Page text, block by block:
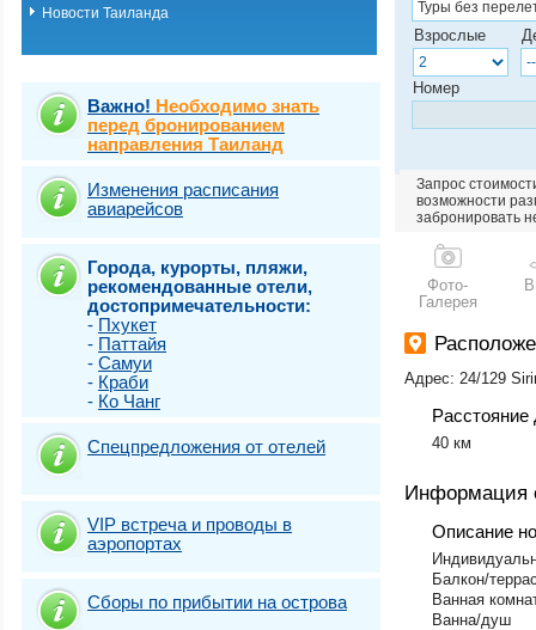
Новости Таиланда
Важно! Необходимо знать
перед бронированием
направления Таиланд
Изменения расписания
авиарейсов
Города, курорты, пляжи,
рекомендованные отели,
достопримечательности:
- Пхукет
- Паттайя
- Самуи
- Краби
- Ко Чанг
Спецпредложения от отелей
VIP встреча и проводы в
аэропортах
Сборы по прибытии на острова
о.Пхукет. Пляж
о.Пхукет. Пляж
о.Пхукет. Пляж
о.Пхукет. Пляж
о.Пхукет. Пляж
о.Самет
о.Самуи
о.Чанг
Взрослые
Номер
Запрос
возможности
забронировать
Фото-
Галерея
Адрес: 24/129
Расстояние
40 км
Информация
Описание
Балкон/
Ванная
Ванна/душ